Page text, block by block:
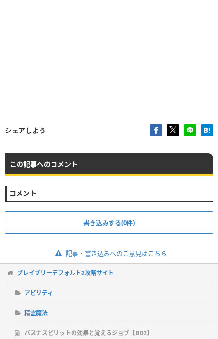
シェアしよう
この記事へのコメント
コメント
書き込みする(0件)
記事・書き込みへのご意見はこちら
ブレイブリーデフォルト2攻略サイト
アビリティ
精霊魔法
バスナスピリットの効果と覚えるジョブ【BD2】